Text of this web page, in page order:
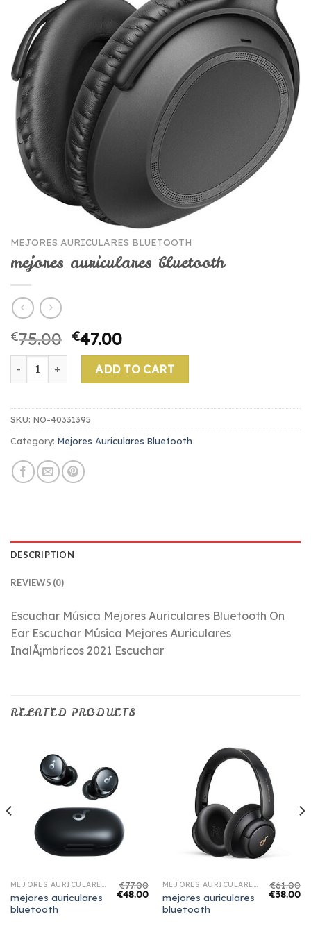
MEJORES AURICULARES BLUETOOTH
mejores auriculares bluetooth
€75.00 €47.00
mejores auriculares bluetooth quantity
ADD TO CART
SKU: NO-40331395
Category: Mejores Auriculares Bluetooth
DESCRIPTION
REVIEWS (0)
Escuchar Música Mejores Auriculares Bluetooth On
Ear Escuchar Música Mejores Auriculares
InalÃ¡mbricos 2021 Escuchar
RELATED PRODUCTS
MEJORES AURICULARES BLUETOOTH
mejores auriculares
bluetooth
€77.00
€48.00
MEJORES AURICULARES BLUETOOTH
mejores auriculares
bluetooth
€61.00
€38.00